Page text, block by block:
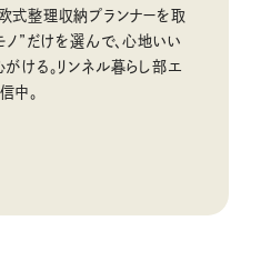
式整理収納プランナーを取
ノ”だけを選んで、心地いい
ける。リンネル暮らし部エ
中。